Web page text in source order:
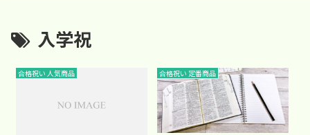
入学祝
合格祝い 人気商品 合格祝い 定番商品